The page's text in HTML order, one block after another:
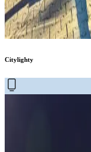
Citylighty